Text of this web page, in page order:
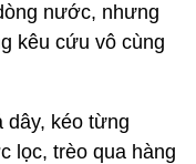
nước, nhưng
kêu cứu vô cùng
dây, kéo từng
lọc, trèo qua hàng